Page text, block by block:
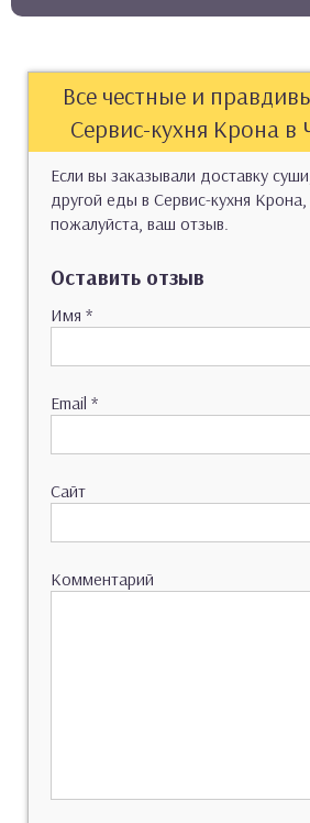
Все честные и
Сервис-кухня Крона в
Если вы заказывали доставку
другой еды в Сервис-кухня Крона,
пожалуйста, ваш отзыв.
Оставить отзыв
Имя *
Email *
Сайт
Комментарий